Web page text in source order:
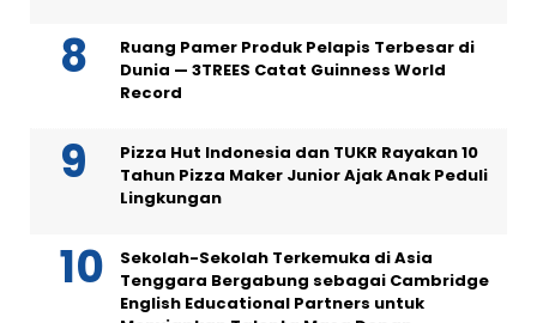
Ruang Pamer Produk Pelapis Terbesar di
Dunia — 3TREES Catat Guinness World
Record
Pizza Hut Indonesia dan TUKR Rayakan 10
Tahun Pizza Maker Junior Ajak Anak Peduli
Lingkungan
Sekolah-Sekolah Terkemuka di Asia
Tenggara Bergabung sebagai Cambridge
English Educational Partners untuk